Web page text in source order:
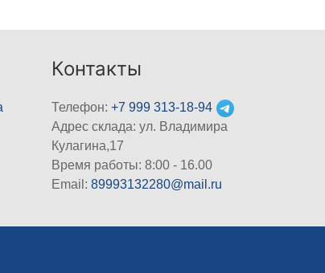
Контакты
Телефон:+7 999 313-18-94
Адрес склада: ул. Владимира
Кулагина,17
Время работы: 8:00 - 16.00
Email:89993132280@mail.ru